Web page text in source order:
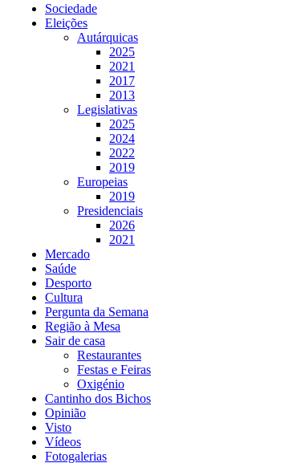
Sociedade
Eleições
Autárquicas
2025
2021
2017
2013
Legislativas
2025
2024
2022
2019
Europeias
2019
Presidenciais
2026
2021
Mercado
Saúde
Desporto
Cultura
Pergunta da Semana
Região à Mesa
Sair de casa
Restaurantes
Festas e Feiras
Oxigénio
Cantinho dos Bichos
Opinião
Visto
Vídeos
Fotogalerias